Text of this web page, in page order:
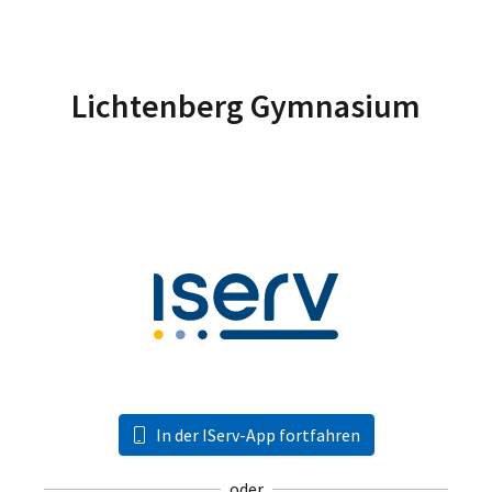
Lichtenberg Gymnasium
In der IServ-App fortfahren